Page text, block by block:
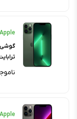
Apple
Apple